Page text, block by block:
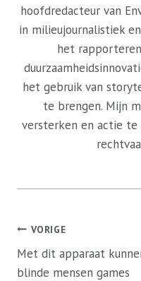
hoofdredacteur van
in milieujournalistiek
het
het gebruik van
te brengen. Mijn
versterken en actie te
Bericht
navigatie
VORIGE
Met dit apparaat
blinde mensen games